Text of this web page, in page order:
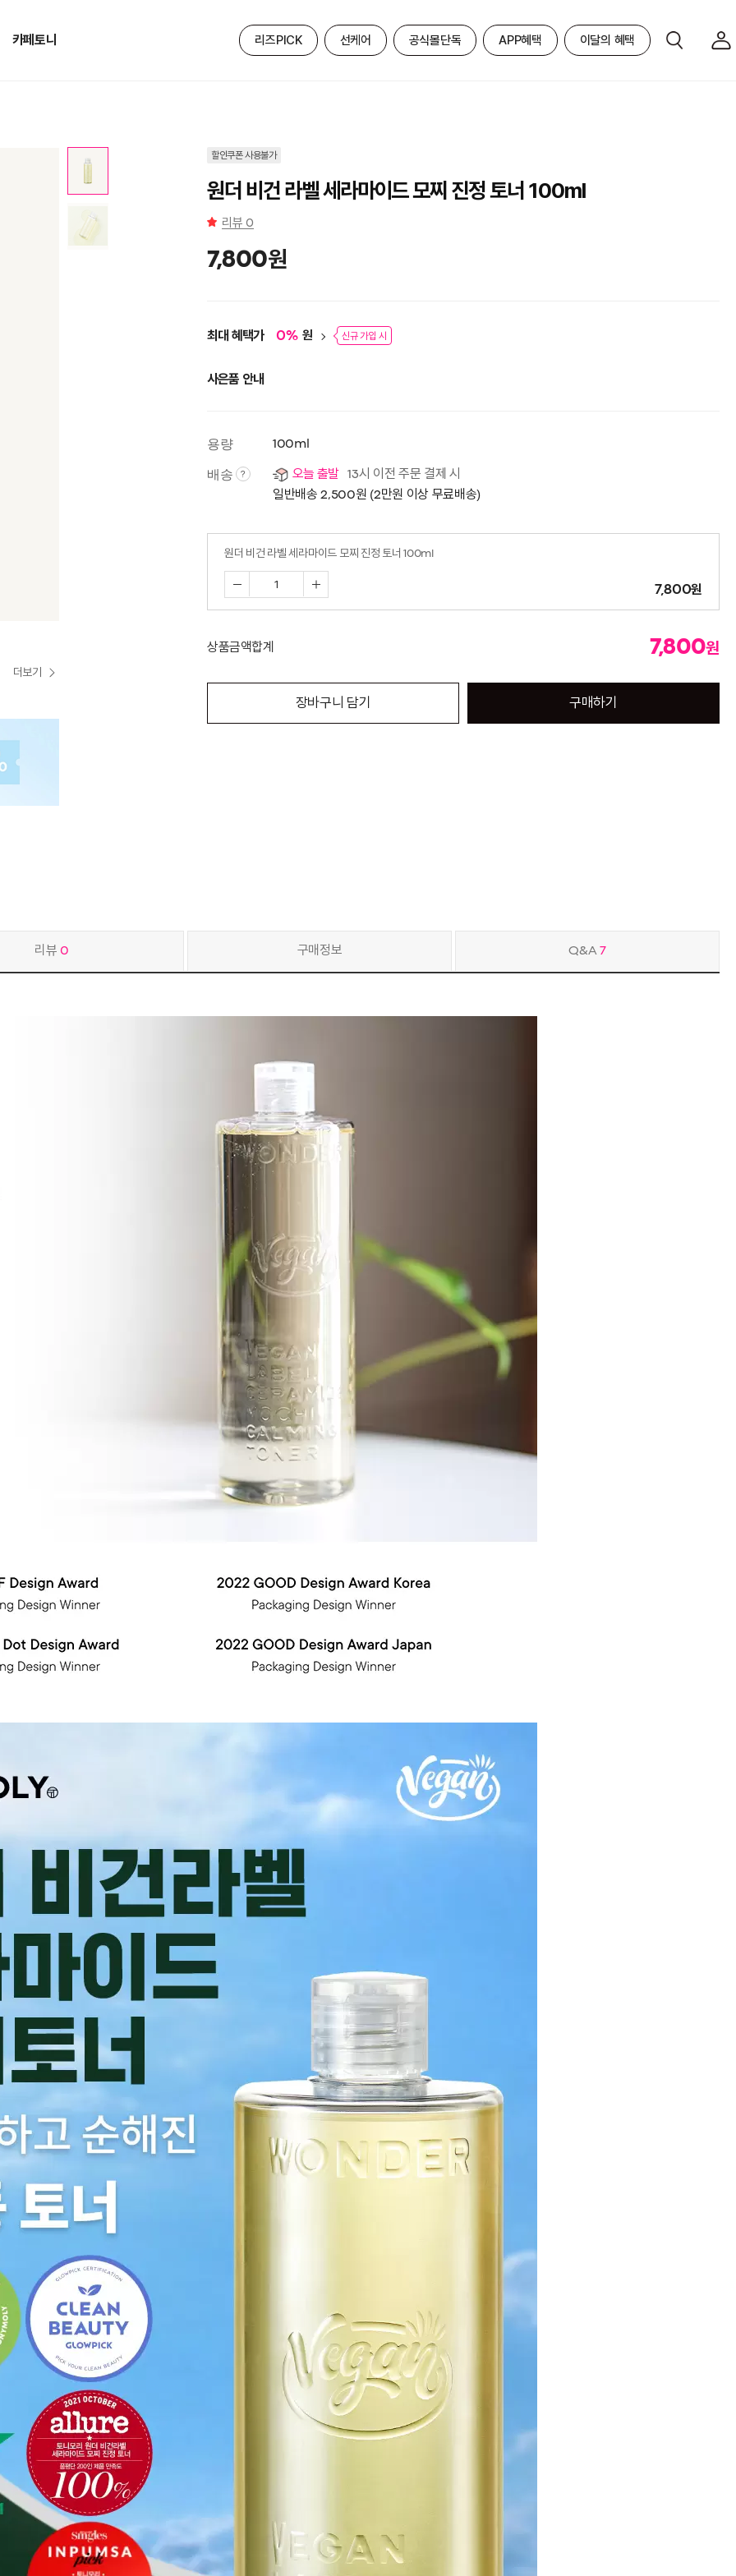
카페토니 리즈PICK 선케어 공식몰단독 APP혜택 이달의 혜택
더보기
할인쿠폰 사용불가
원더 비건 라벨 세라마이드 모찌 진정 토너 100ml
리뷰 0
7,800원
최대 혜택가 0% 원 신규 가입 시
사은품 안내
용량 100ml
배송 ? 오늘 출발
13시 이전 주문 결제 시
일반배송 2,500원 (2만원 이상 무료배송)
원더 비건 라벨 세라마이드 모찌 진정 토너 100ml
7,800원
상품금액합계 7,800원
장바구니 담기 구매하기
리뷰 0 구매정보 Q&A7